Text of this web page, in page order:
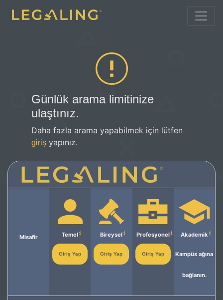
Günlük arama limitinize
ulaştınız.
Daha fazla arama yapabilmek için lütfen
giriş yapınız.
Misafir Temel
Giriş Yap
Bireysel
Giriş Yap
Profesyonel
Giriş Yap
Akademik
Kampüs ağına
bağlanın.